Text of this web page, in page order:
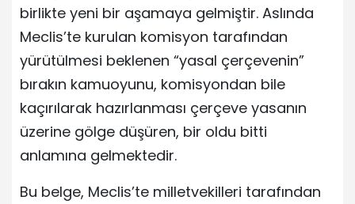
birlikte yeni bir aşamaya gelmiştir. Aslında
Meclis’te kurulan komisyon tarafından
yürütülmesi beklenen “yasal çerçevenin”
bırakın kamuoyunu, komisyondan bile
kaçırılarak hazırlanması çerçeve yasanın
üzerine gölge düşüren, bir oldu bitti
anlamına gelmektedir.
Bu belge, Meclis’te milletvekilleri tarafından